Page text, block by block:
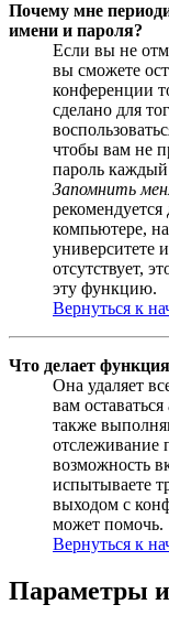
Почему мне
имени и пароля?
Если вы не
вы сможете
конференции
сделано для
чтобы вам не
пароль
Запомнить
компьютере,
университете
отсутствует,
эту функцию.
Вернуться к
Что делает
Она удаляет
вам
также
отслеживание
возможность
испытываете
выходом с
может помочь.
Вернуться к
Параметры и